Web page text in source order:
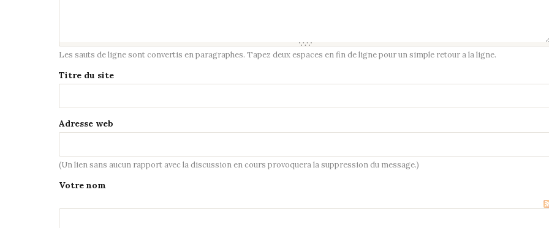
Les sauts de ligne sont convertis en paragraphes. Tapez deux espaces en fin de ligne pour un simple retour a la ligne.
Titre du site
Adresse web
(Un lien sans aucun rapport avec la discussion en cours provoquera la suppression du message.)
Votre nom